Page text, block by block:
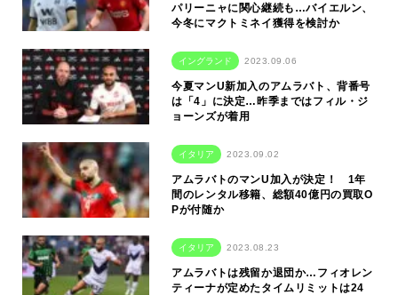
パリーニャに関心継続も…バイエルン、
今冬にマクトミネイ獲得を検討か
イングランド 2023.09.06
今夏マンU新加入のアムラバト、背番号
は「4」に決定…昨季まではフィル・ジ
ョーンズが着用
イタリア 2023.09.02
アムラバトのマンU加入が決定！ 1年
間のレンタル移籍、総額40億円の買取O
Pが付随か
イタリア 2023.08.23
アムラバトは残留か退団か…フィオレン
ティーナが定めたタイムリミットは24